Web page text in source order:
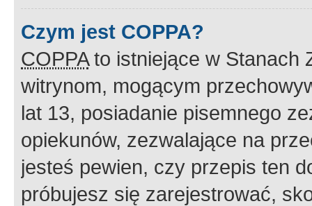
Czym jest COPPA?
COPPAto istniejące w Stanach
witrynom, mogącym
lat 13, posiadanie pisemnego
opiekunów, zezwalające na
jesteś pewien, czy przepis ten
próbujesz się zarejestrować,